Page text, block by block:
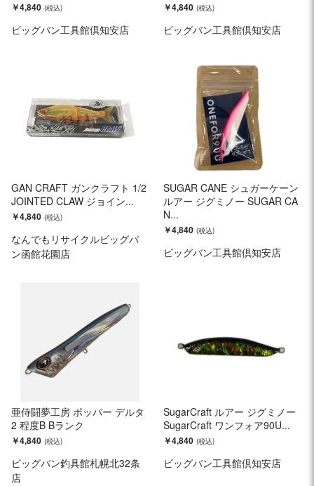
￥4,840
ビッグバン工具館倶知安店
￥4,840
ビッグバン工具館倶知安店
GAN CRAFT ガンクラフト 1/2
JOINTED CLAW ジョイン...
￥4,840
なんでもリサイクルビッグバ
ン函館花園店
SUGAR CANE シュガーケーン
ルアー ジグミノー SUGAR CA
N...
￥4,840
ビッグバン工具館倶知安店
亜侍闘夢工房 ポッパー デルタ
2 程度B Bランク
￥4,840
ビッグバン釣具館札幌北32条
店
SugarCraft ルアー ジグミノー
SugarCraft ワンフォア90U...
￥4,840
ビッグバン工具館倶知安店